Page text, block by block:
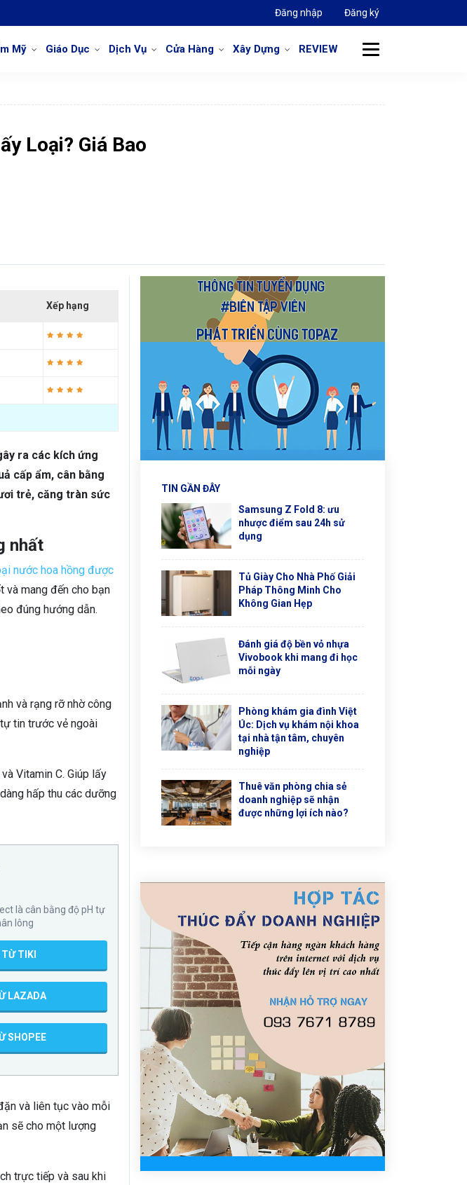
Đăng nhập Đăng ký
Mỹ Giáo Dục Dịch Vụ Cửa Hàng Xây Dựng REVIEW
Loại? Giá Bao
Xếp hạng
ra các kích ứng
cấp ẩm, cân bằng
trẻ, căng tràn sức
nhất
nước hoa hồng được
và mang đến cho bạn
đúng hướng dẫn.
và rạng rỡ nhờ công
tin trước vẻ ngoài
Vitamin C. Giúp lấy
hấp thu các dưỡng
là cân bằng độ pH tự
lông
TIKI
LAZADA
SHOPEE
và liên tục vào mỗi
sẽ cho một lượng
trực tiếp và sau khi
TIN GẦN ĐÂY
Samsung Z Fold 8: ưu
nhược điểm sau 24h sử
dụng
Tủ Giày Cho Nhà Phố Giải
Pháp Thông Minh Cho
Không Gian Hẹp
Đánh giá độ bền vỏ nhựa
Vivobook khi mang đi học
mỗi ngày
Phòng khám gia đình Việt
Úc: Dịch vụ khám nội khoa
tại nhà tận tâm, chuyên
nghiệp
Thuê văn phòng chia sẻ
doanh nghiệp sẽ nhận
được những lợi ích nào?